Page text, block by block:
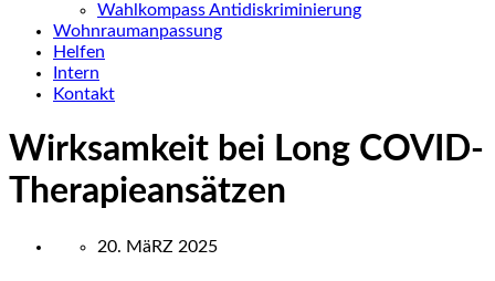
Wahlkompass Antidiskriminierung
Wohnraumanpassung
Helfen
Intern
Kontakt
Wirksamkeit bei Long COVID-
Therapieansätzen
20. MäRZ 2025